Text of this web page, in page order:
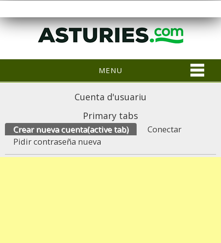
MENU
Cuenta d'usuariu
Primary tabs
Crear nueva cuenta(active tab)
Conectar
Pidir contraseña nueva